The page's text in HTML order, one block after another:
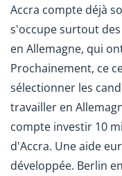
Accra compte déjà
s'occupe surtout
en Allemagne, qui
Prochainement, ce
sélectionner les
travailler en
compte investir 10
d'Accra. Une aide
développée. Berlin